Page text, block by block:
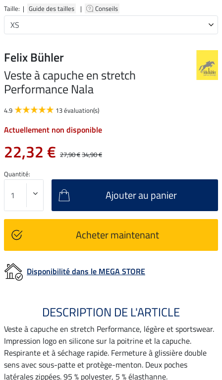
Taille: | Guide des tailles | Conseils
Felix Bühler
Veste à capuche en stretch
Performance Nala
4.9 13 évaluation(s)
Actuellement non disponible
22,32 € 27,90 €34,90 €
Quantité:
Ajouter au panier
Acheter maintenant
Disponibilité dans le MEGA STORE
DESCRIPTION DE L'ARTICLE
Veste à capuche en stretch Performance, légère et sportswear.
Impression logo en silicone sur la poitrine et la capuche.
Respirante et à séchage rapide. Fermeture à glissière double
sens avec sous-patte et protège-menton. Deux poches
latérales zippées. 95 % polyester, 5 % élasthanne.